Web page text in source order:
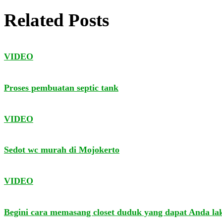
Related Posts
VIDEO
Proses pembuatan septic tank
VIDEO
Sedot wc murah di Mojokerto
VIDEO
Begini cara memasang closet duduk yang dapat Anda